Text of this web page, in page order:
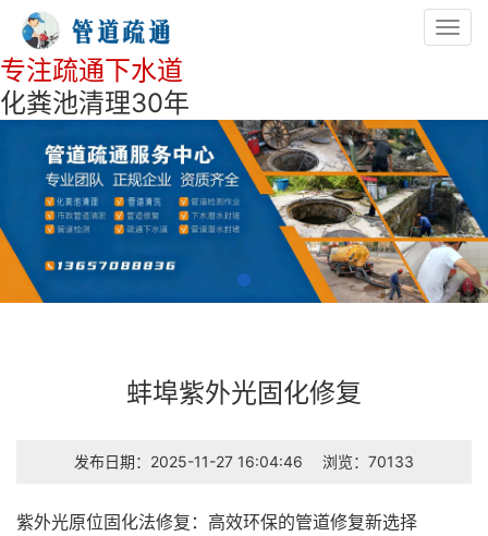
专注疏通下水道
化粪池清理30年
蚌埠紫外光固化修复
发布日期：2025-11-27 16:04:46 浏览：70133
紫外光原位固化法修复：高效环保的管道修复新选择